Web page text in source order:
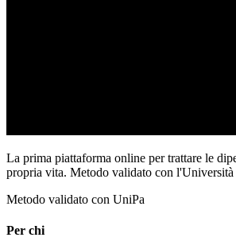
La prima piattaforma online per trattare le
propria vita. Metodo validato con l'Università
Metodo validato con UniPa
Per chi